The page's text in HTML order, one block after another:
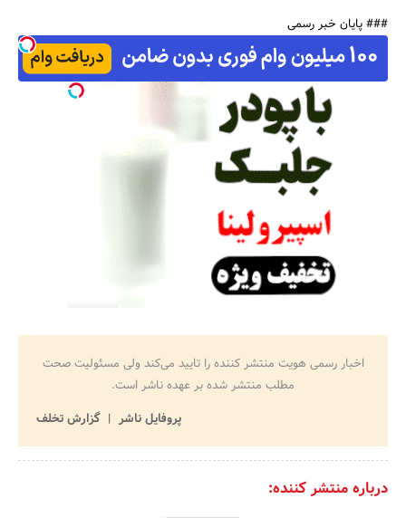
### پایان خبر رسمی
اخبار رسمی هویت منتشر کننده را تایید می‌کند ولی مسئولیت صحت
مطلب منتشر شده بر عهده ناشر است.
پروفایل ناشر
گزارش تخلف
درباره منتشر کننده: